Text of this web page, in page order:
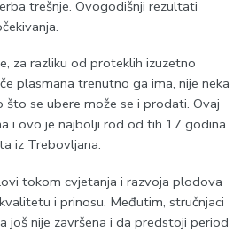
trešnje. Ovogodišnji rezultati
za razliku od proteklih izuzetno
plasmana trenutno ga ima, nije neka
što se ubere može se i prodati. Ovaj
i ovo je najbolji rod od tih 17 godina
iz Trebovljana.
tokom cvjetanja i razvoja plodova
i prinosu. Međutim, stručnjaci
još nije završena i da predstoji period